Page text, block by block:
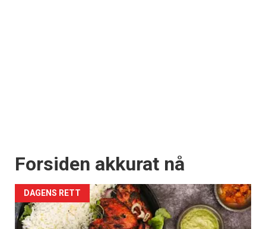
Forsiden akkurat nå
DAGENS RETT